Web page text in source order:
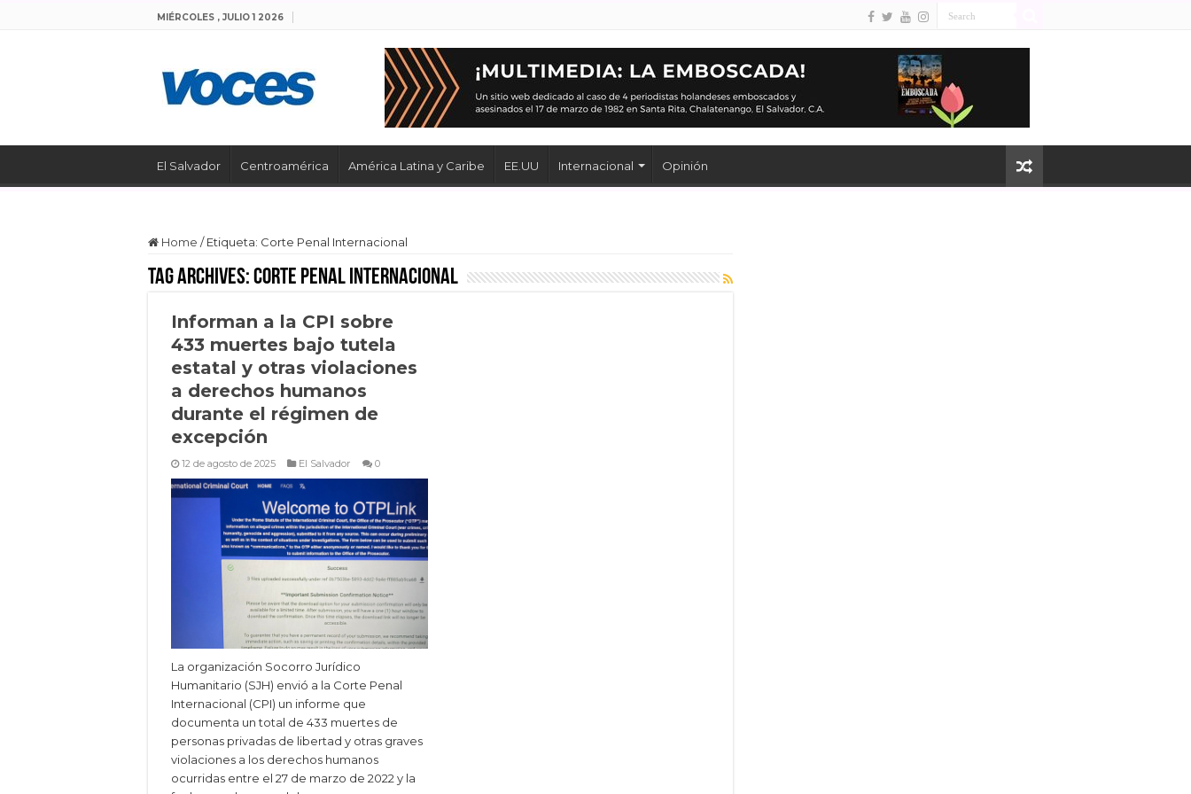
MIÉRCOLES , JULIO 1 2026
El Salvador Centroamérica América Latina y Caribe EE.UU Internacional Opinión
Home / Etiqueta: Corte Penal Internacional
Tag Archives:Corte Penal Internacional
Informan a la CPI sobre
433 muertes bajo tutela
estatal y otras violaciones
a derechos humanos
durante el régimen de
excepción
12 de agosto de 2025 El Salvador 0
La organización Socorro Jurídico
Humanitario (SJH) envió a la Corte Penal
Internacional (CPI) un informe que
documenta un total de 433 muertes de
personas privadas de libertad y otras graves
violaciones a los derechos humanos
ocurridas entre el 27 de marzo de 2022 y la